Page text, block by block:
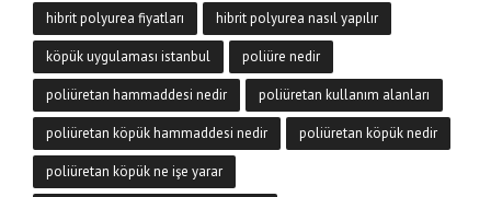
hibrit polyurea fiyatları hibrit polyurea nasıl yapılır
köpük uygulaması istanbul poliüre nedir
poliüretan hammaddesi nedir poliüretan kullanım alanları
poliüretan köpük hammaddesi nedir poliüretan köpük nedir
poliüretan köpük ne işe yarar